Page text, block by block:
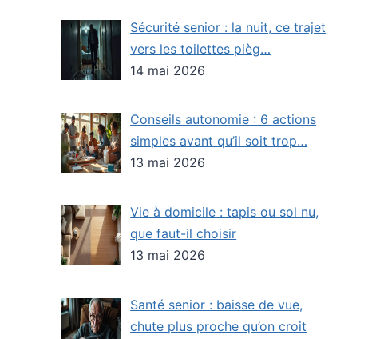
Sécurité senior : la nuit, ce trajet
vers les toilettes pièg…
14 mai 2026
Conseils autonomie : 6 actions
simples avant qu’il soit trop…
13 mai 2026
Vie à domicile : tapis ou sol nu,
que faut-il choisir
13 mai 2026
Santé senior : baisse de vue,
chute plus proche qu’on croit